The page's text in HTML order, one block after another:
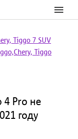
Tiggo 7 SUV
Tiggo
4 Pro не
году